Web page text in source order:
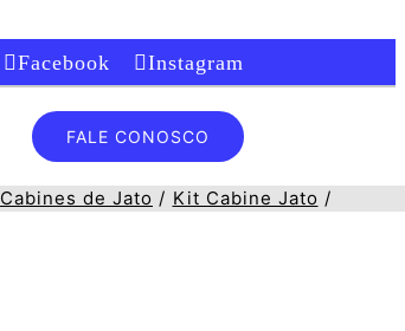
Facebook
Instagram
FALE CONOSCO
Cabines de Jato Kit Cabine Jato